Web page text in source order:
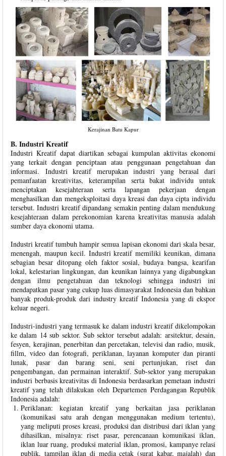
Kerajinan Batu Kapur
B. Industri Kreatif
Industri Kreatif dapat diartikan sebagai kumpulan aktivitas ekonomi
yang terkait dengan penciptaan atau penggunaan pengetahuan dan
informasi. Industri kreatif merupakan industri yang berasal dari
pemanfaatan kreativitas, keterampilan serta bakat individu untuk
menciptakan kesejahteraan serta lapangan pekerjaan dengan
menghasilkan dan mengeksploitasi daya kreasi dan daya cipta individu
tersebut. Industri kreatif dipandang semakin penting dalam mendukung
kesejahteraan dalam perekonomian karena kreativitas manusia adalah
sumber daya ekonomi utama.
Industri kreatif tumbuh hampir semua lapisan ekonomi dari skala besar,
menengah, maupun kecil. Industri kreatif memiliki keunikan, dimana
sebagian besar ditopang oleh faktor sosial, budaya bangsa, kearifan
lokal, kelestarian lingkungan, dan keunikan lainnya yang digabungkan
dengan ilmu pengetahuan dan teknologi sehingga industri ini
mendapatkan pasar yang cukup luas dimasyarakat Indonesia dan bahkan
banyak produk-produk dari industry kreatif Indonesia yang di ekspor
keluar negeri.
Industri-industri yang termasuk ke dalam industri kreatif dikelompokan
ke dalam 14 sub sektor. Sub sektor tersebut adalah: arsitektur, desain,
fesyen, kerajinan, penerbitan dan percetakan, televisi dan radio, musik,
fillm, video dan fotografi, periklanan, layanan komputer dan piranti
lunak, pasar dan barang seni, seni pertunjukan, riset dan
pengembangan, dan permainan interaktif. Sub-sektor yang merupakan
industri berbasis kreativitas di Indonesia berdasarkan pemetaan industri
kreatif yang telah dilakukan oleh Departemen Perdagangan Republik
Indonesia adalah:
Periklanan: kegiatan kreatif yang berkaitan jasa periklanan
(komunikasi satu arah dengan menggunakan medium tertentu),
yang meliputi proses kreasi, produksi dan distribusi dari iklan yang
dihasilkan, misalnya: riset pasar, perencanaan komunikasi iklan,
iklan luar ruang, produksi material iklan, promosi, kampanye relasi
publik, tampilan iklan di media cetak (surat kabar, majalah) dan